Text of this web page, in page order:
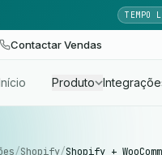
TEMPO
Contactar Vendas
Produto
/Shopify/Shopify +